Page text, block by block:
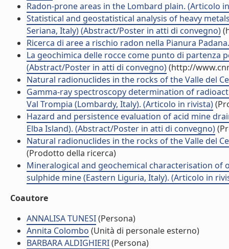
Radon-prone areas in the Lombard plain. (Articolo
Statistical and geostatistical analysis of heavy
Seriana, Italy) (Abstract/Poster in atti di convegno)
Ricerca di aree a rischio radon nella Pianura
La geochimica delle rocce come punto di
(Abstract/Poster in atti di convegno)(http://
Natural radionuclides in the rocks of the Valle del
Gamma-ray spectroscopy determination of
Val Trompia (Lombardy, Italy). (Articolo in rivista)
Hazard and persistence evaluation of acid mine
Elba Island). (Abstract/Poster in atti di convegno)
Natural radionuclides in the rocks of the Valle del
(Prodotto della ricerca)
Mineralogical and geochemical characterisation of
sulphide mine (Eastern Liguria, Italy). (Articolo in
Coautore
ANNALISA TUNESI(Persona)
Annita Colombo (Unità di personale esterno)
BARBARA ALDIGHIERI(Persona)